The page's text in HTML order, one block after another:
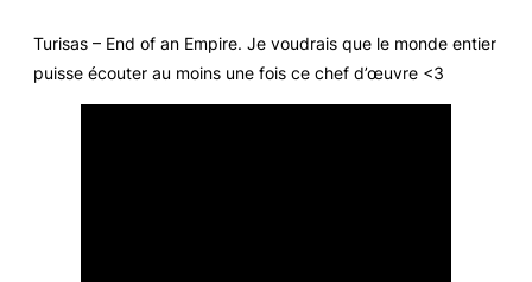
Turisas – End of an Empire. Je voudrais que le monde entier
puisse écouter au moins une fois ce chef d’œuvre <3